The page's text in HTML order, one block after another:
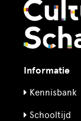
Informatie
Kennisbank
Schooltijd